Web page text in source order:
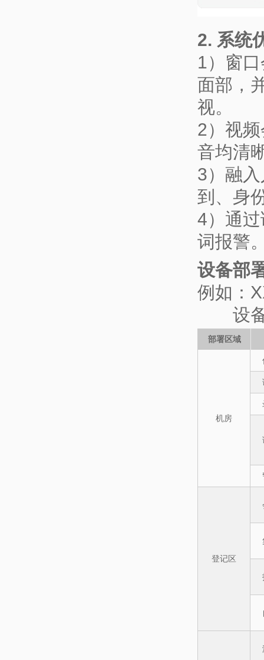
2. 系统
1）窗
面部，
视。
2）视
音均清
3）融
到、身
4）通
词报警
设备部
例如：
设备
部署区域
机房
登记区